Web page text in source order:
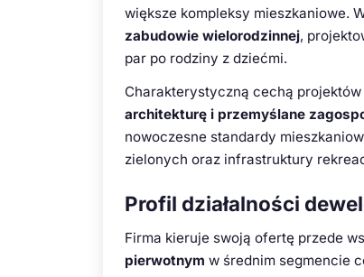
większe kompleksy mieszkaniowe.
zabudowie wielorodzinnej,
par po rodziny z dziećmi.
Charakterystyczną cechą
architekturę i przemyślane
nowoczesne standardy
zielonych oraz infrastruktury
Profil działalności
Firma kieruje swoją ofertę przede
pierwotnym w średnim segmencie